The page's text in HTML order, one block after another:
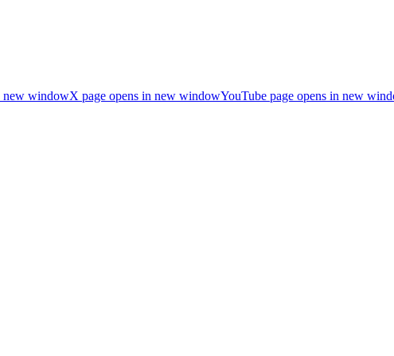
new windowX page opens in new windowYouTube page opens in new